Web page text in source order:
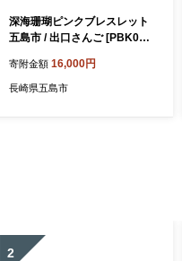
深海珊瑚ピンクブレスレット
五島市 / 出口さんご [PBK01
ゃれ プレゼント 贈り物
寄附金額 16,000円
長崎県五島市
2